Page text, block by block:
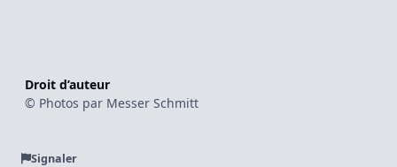
Droit d’auteur
© Photos par Messer Schmitt
Signaler